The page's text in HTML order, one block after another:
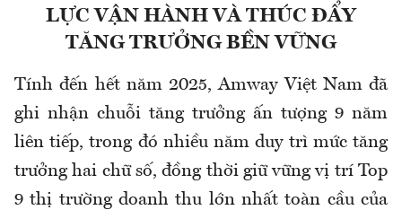
LỰC VẬN HÀNH VÀ THÚC ĐẨY
TĂNG TRƯỞNG BỀN VỮNG
Tính đến hết năm 2025, Amway Việt Nam đã
ghi nhận chuỗi tăng trưởng ấn tượng 9 năm
liên tiếp, trong đó nhiều năm duy trì mức tăng
trưởng hai chữ số, đồng thời giữ vững vị trí Top
9 thị trường doanh thu lớn nhất toàn cầu của